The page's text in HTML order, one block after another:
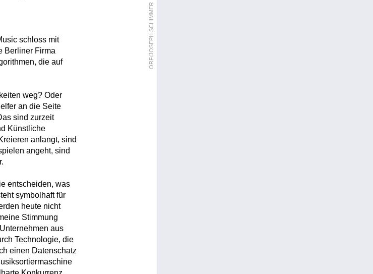
ORF/JOSEPH SCHIMMER
schloss mit
Berliner Firma
die auf
weg? Oder
an die Seite
sind zurzeit
Künstliche
anlangt, sind
angeht, sind
entscheiden, was
symbolhaft für
heute nicht
Stimmung
aus
Technologie, die
einen Datenschatz